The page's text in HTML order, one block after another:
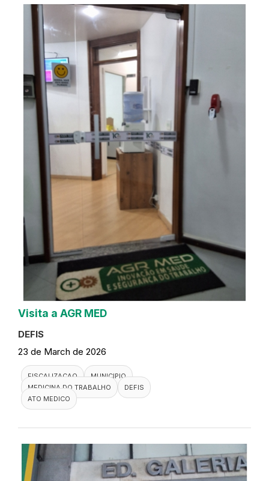
Visita a AGR MED
DEFIS
23 de March de 2026
FISCALIZACAO
MUNICIPIO
MEDICINA DO TRABALHO
DEFIS
ATO MEDICO